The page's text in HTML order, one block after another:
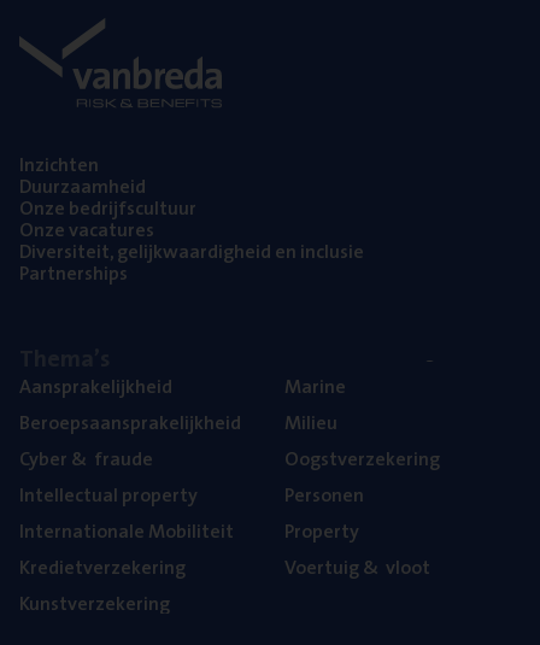
Inzich­ten
Duur­zaam­heid
Onze bedrijfs­cul­tuur
Onze vaca­tu­res
Diver­si­teit, gelijk­waar­dig­heid en inclusie
Part­ner­ships
Aan­spra­ke­lijk­heid
Beroeps­aan­spra­ke­lijk­heid
Cyber& fraude
Intel­lec­tu­al property
Inter­na­ti­o­na­le Mobiliteit
Kre­diet­ver­ze­ke­ring
Kunst­ver­ze­ke­ring
Mari­ne
Mili­eu
Oogst­ver­ze­ke­ring
Per­so­nen
Pro­per­ty
Voer­tuig& vloot